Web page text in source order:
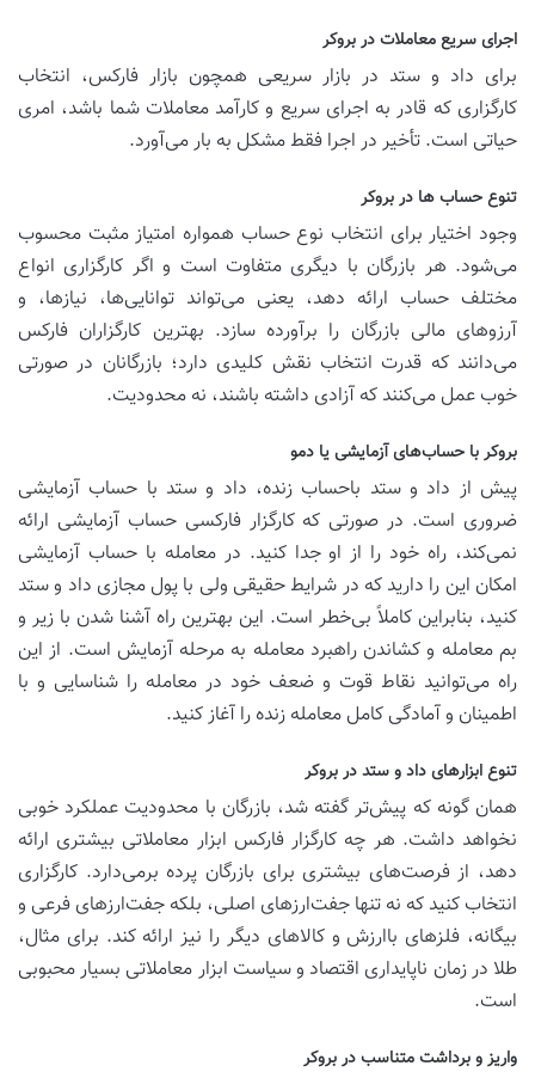
اجرای سریع معاملات در بروکر
برای داد و ستد در بازار سریعی همچون بازار فارکس، انتخاب
کارگزاری که قادر به اجرای سریع و کارآمد معاملات شما باشد، امری
حیاتی است. تأخیر در اجرا فقط مشکل به بار می‌آورد.
تنوع حساب ها در بروکر
وجود اختیار برای انتخاب نوع حساب همواره امتیاز مثبت محسوب
می‌شود. هر بازرگان با دیگری متفاوت است و اگر کارگزاری انواع
مختلف حساب ارائه دهد، یعنی می‌تواند توانایی‌ها، نیازها، و
آرزوهای مالی بازرگان را برآورده سازد. بهترین کارگزاران فارکس
می‌دانند که قدرت انتخاب نقش کلیدی دارد؛ بازرگانان در صورتی
خوب عمل می‌کنند که آزادی داشته باشند، نه محدودیت.
بروکر با حساب‌های آزمايشی یا دمو
پیش از داد و ستد باحساب زنده، داد و ستد با حساب آزمایشی
ضروری است. در صورتی که کارگزار فارکسی حساب آزمایشی ارائه
نمی‌کند، راه خود را از او جدا کنید. در معامله با حساب آزمایشی
امکان این را دارید که در شرایط حقیقی ولی با پول مجازی داد و ستد
کنید، بنابراین کاملاً بی‌خطر است. این بهترین راه آشنا شدن با زیر و
بم معامله و کشاندن راهبرد معامله به مرحله آزمایش است. از این
راه می‌توانید نقاط قوت و ضعف خود در معامله را شناسایی و با
اطمینان و آمادگی کامل معامله زنده را آغاز کنید.
تنوع ابزارهای داد و ستد در بروکر
همان گونه که پیش‌تر گفته شد، بازرگان با محدودیت عملکرد خوبی
نخواهد داشت. هر چه کارگزار فارکس ابزار معاملاتی بیشتری ارائه
دهد، از فرصت‌های بیشتری برای بازرگان پرده برمی‌دارد. کارگزاری
انتخاب کنید که نه تنها جفت‌ارزهای اصلی، بلکه جفت‌ارزهای فرعی و
بیگانه، فلزهای باارزش و کالاهای دیگر را نیز ارائه کند. برای مثال،
طلا در زمان ناپایداری اقتصاد و سیاست ابزار معاملاتی بسیار محبوبی
است.
واریز و برداشت متناسب در بروکر